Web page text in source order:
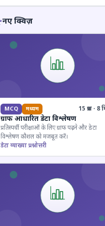
नए क्विज़
MCQ मध्यम 15 प्रश्न · 8
ग्राफ आधारित डेटा विश्लेषण
प्रतिस्पर्धी परीक्षाओं के लिए ग्राफ पढ़ने और डेटा
विश्लेषण कौशल को मजबूत करें।
डेटा व्याख्या प्रश्नोत्तरी